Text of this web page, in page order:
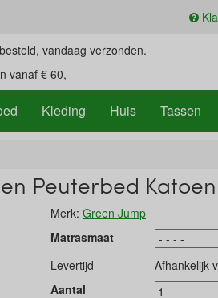
besteld, vandaag verzonden.
vanaf € 60,-
Kleding Huis Tassen
Peuterbed
Merk: Green Jump
Matrasmaat
Levertijd
Afhankelijk
Aantal